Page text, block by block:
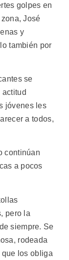
golpes en
José
y
también por
se
jóvenes les
a todos,
continúan
a pocos
pero la
siempre. Se
rodeada
los obliga